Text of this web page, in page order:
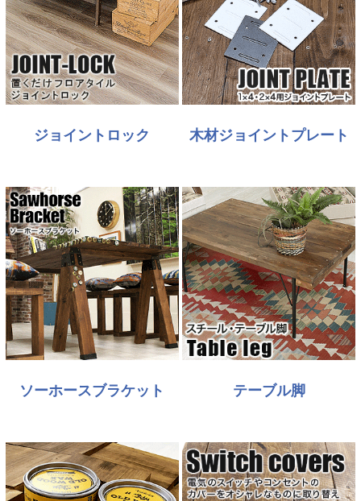
ジョイントロック 木材ジョイントプレート
ソーホースブラケット テーブル脚